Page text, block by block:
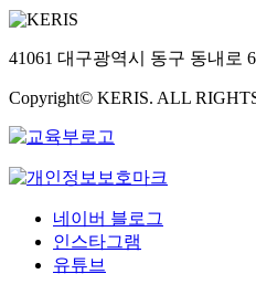
41061 대구광역시 동구 동내로
Copyright© KERIS. ALL
네이버 블로그
인스타그램
유튜브